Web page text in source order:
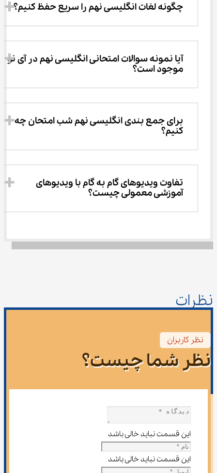
چگونه لغات انگلیسی نهم را سریع حفظ کنیم؟
آیا نمونه سوالات امتحانی انگلیسی نهم در آی نو
موجود است؟
برای جمع ‌بندی انگلیسی نهم شب امتحان چه
کنیم؟
تفاوت ویدیوهای گام به گام با ویدیوهای
آموزشی معمولی چیست؟
نظرات
نظر کاربران
نظر شما چیست؟
این قسمت نباید خالی باشد
این قسمت نباید خالی باشد